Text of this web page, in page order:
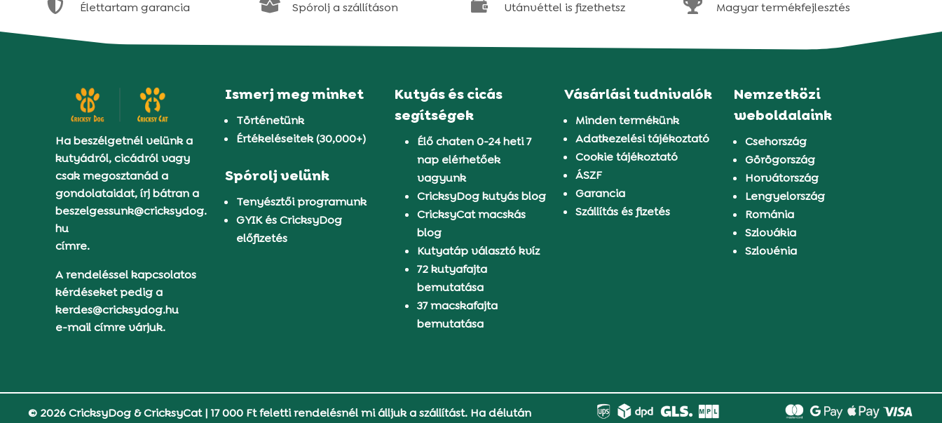
 Élettartam garancia  Spórolj a szállításon  Utánvéttel is fizethetsz  Magyar termékfejlesztés
Ha beszélgetnél velünk a
kutyádról, cicádról vagy
csak megosztanád a
gondolataidat, írj bátran a
beszelgessunk@cricksydog.
hu
címre.
A rendeléssel kapcsolatos
kérdéseket pedig a
kerdes@cricksydog.hu
e-mail címre várjuk.
Ismerj meg minket
Történetünk
Értékeléseitek (30,000+)
Spórolj velünk
Tenyésztői programunk
GYIK és CricksyDog
előfizetés
Kutyás és cicás
segítségek
Élő chaten 0-24 heti 7
nap elérhetőek
vagyunk
CricksyDog kutyás blog
CricksyCat macskás
blog
Kutyatáp választó kvíz
72 kutyafajta
bemutatása
37 macskafajta
bemutatása
Vásárlási tudnivalók
Minden termékünk
Adatkezelési tájékoztató
Cookie tájékoztató
ÁSZF
Garancia
Szállítás és fizetés
Nemzetközi
weboldalaink
Csehország
Görögország
Horvátország
Lengyelország
Románia
Szlovákia
Szlovénia
© 2026 CricksyDog & CricksyCat|17 000 Ft feletti rendelésnél mi álljuk a szállítást. Ha délután